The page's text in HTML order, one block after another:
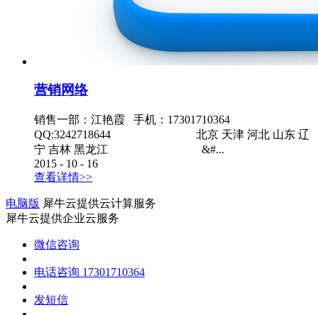
营销网络
销售一部：江艳霞 手机：17301710364
QQ:3242718644 北京 天津 河北 山东 辽
宁 吉林 黑龙江 &#...
2015 - 10 - 16
查看详情>>
电脑版 犀牛云提供云计算服务
犀牛云提供企业云服务
微信咨询
电话咨询 17301710364
发短信